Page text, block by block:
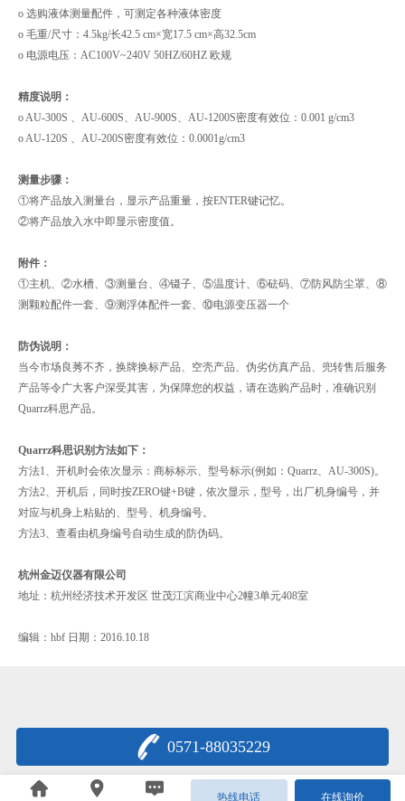
o 选购液体测量配件，可测定各种液体密度
o 毛重/尺寸：4.5kg/长42.5 cm×宽17.5 cm×高32.5cm
o 电源电压：AC100V~240V 50HZ/60HZ 欧规
精度说明：
o AU-300S 、AU-600S、AU-900S、AU-1200S密度有效位：0.001 g/cm3
o AU-120S 、AU-200S密度有效位：0.0001g/cm3
测量步骤：
①将产品放入测量台，显示产品重量，按ENTER键记忆。
②将产品放入水中即显示密度值。
附件：
①主机、②水槽、③测量台、④镊子、⑤温度计、⑥砝码、⑦防风防尘罩、⑧
测颗粒配件一套、⑨测浮体配件一套、⑩电源变压器一个
防伪说明：
当今市场良莠不齐，换牌换标产品、空壳产品、伪劣仿真产品、兜转售后服务
产品等令广大客户深受其害，为保障您的权益，请在选购产品时，准确识别
Quarrz科思产品。
Quarrz科思识别方法如下：
方法1、开机时会依次显示：商标标示、型号标示(例如：Quarrz、AU-300S)。
方法2、开机后，同时按ZERO键+B键，依次显示，型号，出厂机身编号，并
对应与机身上粘贴的、型号、机身编号。
方法3、查看由机身编号自动生成的防伪码。
杭州金迈仪器有限公司
地址：杭州经济技术开发区 世茂江滨商业中心2幢3单元408室
编辑：hbf 日期：2016.10.18
0571-88035229
热线电话 在线询价
浙公网安备33011802000622号